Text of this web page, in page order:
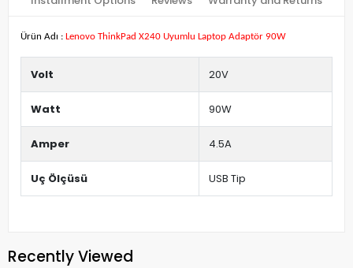
Ürün Adı : Lenovo ThinkPad X240 Uyumlu Laptop Adaptör 90W
Volt 20V
Watt 90W
Amper 4.5A
Uç Ölçüsü USB Tip
Recently Viewed